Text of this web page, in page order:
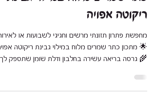
כתר שמרים מלוח במילוי גבינת
ריקוטה אפויה
מחפשת פתרון תזונתי מרשים וחגיגי לשבועות או
🌾 גרסה בריאה עשירה בחלבון ודלת שומן שתספק לך
שובע ממושך והנאה קולינרית נהדרת